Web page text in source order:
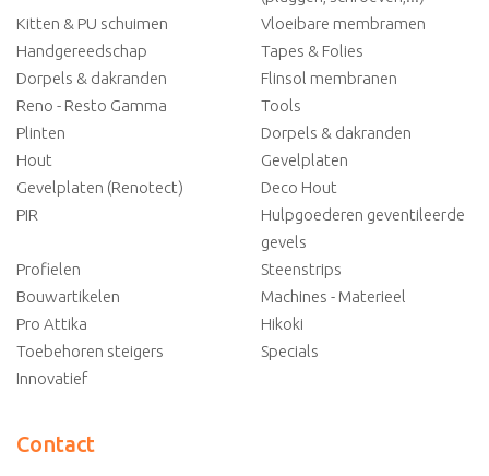
Kitten & PU schuimen
Vloeibare membramen
Handgereedschap
Tapes & Folies
Dorpels & dakranden
Flinsol membranen
Reno - Resto Gamma
Tools
Plinten
Dorpels & dakranden
Hout
Gevelplaten
Gevelplaten (Renotect)
Deco Hout
PIR
Hulpgoederen geventileerde
gevels
Profielen
Steenstrips
Bouwartikelen
Machines - Materieel
Pro Attika
Hikoki
Toebehoren steigers
Specials
Innovatief
Contact